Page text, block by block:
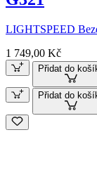
LIGHTSPEED
1 749,00 Kč
Přidat do
Přidat do